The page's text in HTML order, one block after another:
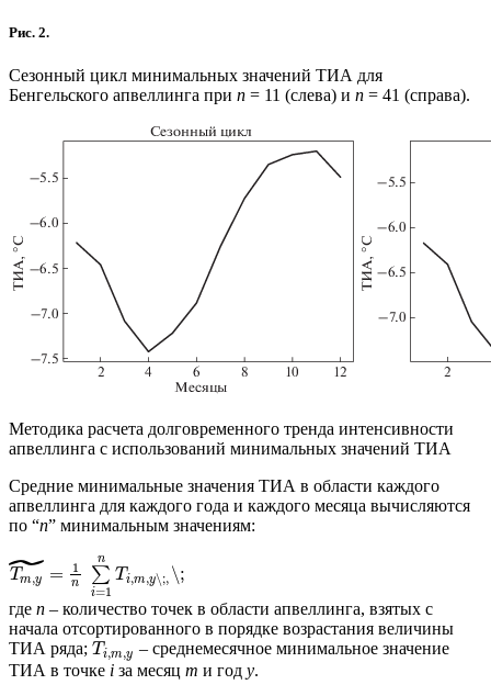
Рис. 2.
Сезонный цикл минимальных значений ТИА для
Бенгельского апвеллинга при n = 11 (слева) и n = 41 (справа).
Методика расчета долговременного тренда интенсивности
апвеллинга с использований минимальных значений ТИА
Средние минимальные значения ТИА в области каждого
апвеллинга для каждого года и каждого месяца вычисляются
по “n” минимальным значениям:
Tm,y
˜ = 1
n ∑
i=1
n
Ti,m,y\;, \;
где n – количество точек в области апвеллинга, взятых с
начала отсортированного в порядке возрастания величины
ТИА ряда; Ti,m,y – среднемесячное минимальное значение
ТИА в точке i за месяц m и год y.